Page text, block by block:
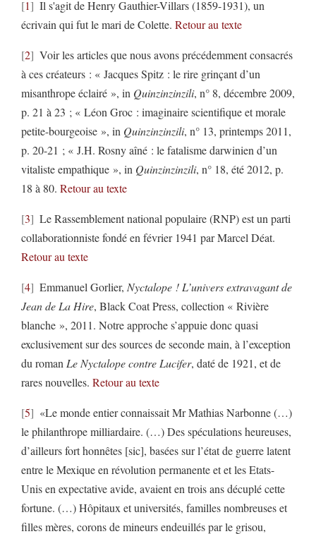
1
Il s'agit de Henry Gauthier-Villars (1859-1931), un
écrivain qui fut le mari de Colette. Retour au texte
2
Voir les articles que nous avons précédemment consacrés
à ces créateurs : « Jacques Spitz : le rire grinçant d’un
misanthrope éclairé », in Quinzinzinzili, n° 8, décembre 2009,
p. 21 à 23 ; « Léon Groc : imaginaire scientifique et morale
petite-bourgeoise », in Quinzinzinzili, n° 13, printemps 2011,
p. 20-21 ; « J.H. Rosny aîné : le fatalisme darwinien d’un
vitaliste empathique », in Quinzinzinzili, n° 18, été 2012, p.
18 à 80. Retour au texte
3
Le Rassemblement national populaire (RNP) est un parti
collaborationniste fondé en février 1941 par Marcel Déat.
Retour au texte
4 Emmanuel Gorlier, Nyctalope ! L’univers extravagant de
Jean de La Hire, Black Coat Press, collection « Rivière
blanche », 2011. Notre approche s’appuie donc quasi
exclusivement sur des sources de seconde main, à l’exception
du roman Le Nyctalope contre Lucifer, daté de 1921, et de
rares nouvelles. Retour au texte
5
«Le monde entier connaissait Mr Mathias Narbonne (…)
le philanthrope milliardaire. (…) Des spéculations heureuses,
d’ailleurs fort honnêtes [sic], basées sur l’état de guerre latent
entre le Mexique en révolution permanente et et les Etats-
Unis en expectative avide, avaient en trois ans décuplé cette
fortune. (…) Hôpitaux et universités, familles nombreuses et
filles mères, corons de mineurs endeuillés par le grisou,